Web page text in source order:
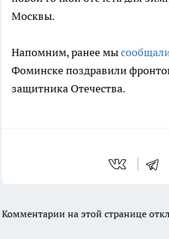
Москвы.
Напомним, ранее мы
Фоминске поздравили
защитника Отечества.
Комментарии на этой странице